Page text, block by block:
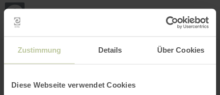
Zustimmung Details Über Cookies
Diese Webseite verwendet Cookies
INTERACTIEVE KAART
Mijn
Filter openen